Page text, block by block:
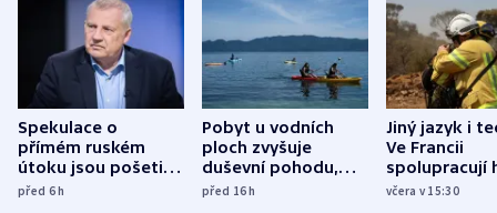
Spekulace o
přímém ruském
útoku jsou pošetilé,
míní estonský
před 6h
Pobyt u vodních
ploch zvyšuje
duševní pohodu,
ukázala
před 16h
Jiný jazyk i
Ve Francii
spolupracují
různých zemí
včera v 15:30